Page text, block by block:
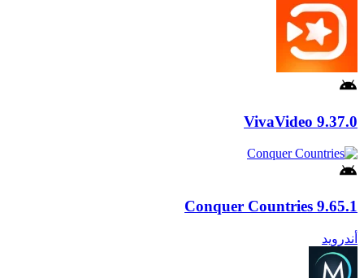
VivaVideo 9.37.0
Conquer Countries 9.65.1
أندرويد